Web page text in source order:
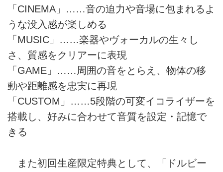
「CINEMA」……音の迫力や音場に包まれるよ
うな没入感が楽しめる
「MUSIC」……楽器やヴォーカルの生々し
さ、質感をクリアーに表現
「GAME」……周囲の音をとらえ、物体の移
動や距離感を忠実に再現
「CUSTOM」……5段階の可変イコライザーを
搭載し、好みに合わせて音質を設定・記憶で
きる
また初回生産限定特典として、「ドルビー